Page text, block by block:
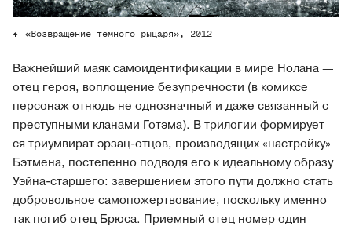
«Возвращение темного рыцаря», 2012
Важнейший маяк самоидентификации в мире Нолана —
отец героя, воплощение безупречности (в комиксе
персонаж отнюдь не однозначный и даже связанный с
преступными кланами Готэма). В трилогии формирует
ся триумвират эрзац-отцов, производящих «настройку»
Бэтмена, постепенно подводя его к идеальному образу
Уэйна-старшего: завершением этого пути должно стать
добровольное самопожертвование, поскольку именно
так погиб отец Брюса. Приемный отец номер один —